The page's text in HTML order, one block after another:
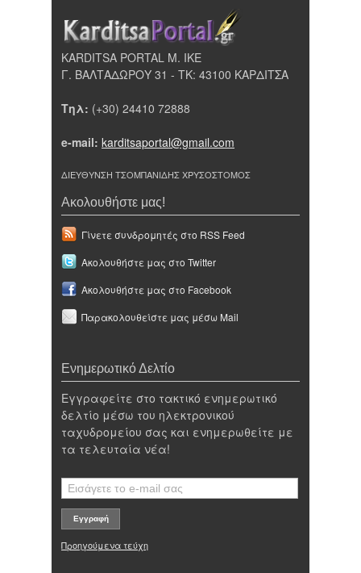
KARDITSA PORTAL Μ. ΙΚΕ
Γ. ΒΑΛΤΑΔΩΡΟΥ 31 - ΤΚ: 43100 ΚΑΡΔΙΤΣΑ
Τηλ: (+30) 24410 72888
e-mail: karditsaportal@gmail.com
ΔΙΕΥΘΥΝΣΗ ΤΣΟΜΠΑΝΙΔΗΣ ΧΡΥΣΟΣΤΟΜΟΣ
Ακολουθήστε μας!
Γίνετε συνδρομητές στο RSS Feed
Ακολουθήστε μας στο Twitter
Ακολουθήστε μας στο Facebook
Παρακολουθείστε μας μέσω Mail
Ενημερωτικό Δελτίο
Εγγραφείτε στο τακτικό ενημερωτικό
δελτίο μέσω του ηλεκτρονικού
ταχυδρομείου σας και ενημερωθείτε με
τα τελευταία νέα!
Προηγούμενα τεύχη